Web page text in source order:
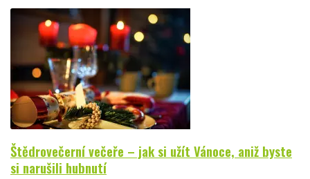
Štědrovečerní večeře – jak si užít Vánoce, aniž byste
si narušili hubnutí